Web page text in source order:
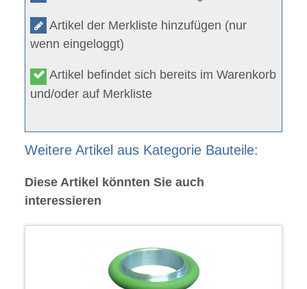
Artikel der Merkliste hinzufügen (nur
wenn eingeloggt)
Artikel befindet sich bereits im Warenkorb
und/oder auf Merkliste
Weitere Artikel aus Kategorie Bauteile:
Diese Artikel könnten Sie auch
interessieren